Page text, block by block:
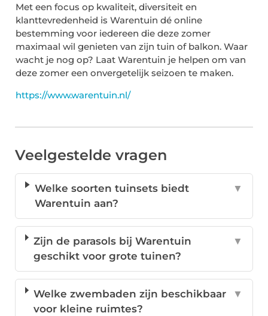
Met een focus op kwaliteit, diversiteit en
klanttevredenheid is Warentuin dé online
bestemming voor iedereen die deze zomer
maximaal wil genieten van zijn tuin of balkon. Waar
wacht je nog op? Laat Warentuin je helpen om van
deze zomer een onvergetelijk seizoen te maken.
https://www.warentuin.nl/
Veelgestelde vragen
Welke soorten tuinsets biedt
Warentuin aan?
▼
Zijn de parasols bij Warentuin
geschikt voor grote tuinen?
▼
Welke zwembaden zijn beschikbaar
voor kleine ruimtes?
▼